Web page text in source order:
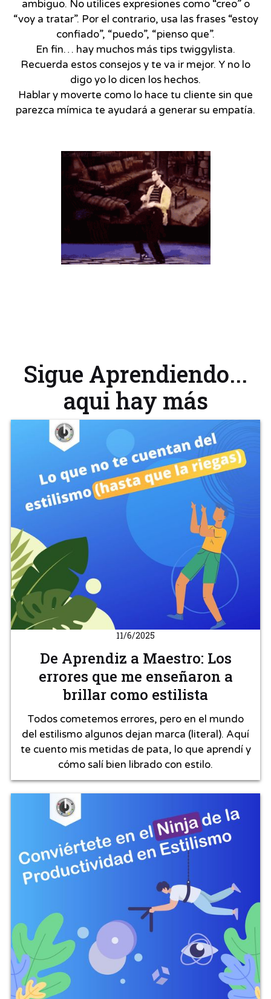
ambiguo. No utilices expresiones como “creo” o
“voy a tratar”. Por el contrario, usa las frases “estoy
confiado”, “puedo”, “pienso que”.
En fin… hay muchos más tips twiggylista.
Recuerda estos consejos y te va ir mejor. Y no lo
digo yo lo dicen los hechos.
Hablar y moverte como lo hace tu cliente sin que
parezca mímica te ayudará a generar su empatía.
Sigue Aprendiendo...
aqui hay más
11/6/2025
De Aprendiz a Maestro: Los
errores que me enseñaron a
brillar como estilista
Todos cometemos errores, pero en el mundo
del estilismo algunos dejan marca (literal). Aquí
te cuento mis metidas de pata, lo que aprendí y
cómo salí bien librado con estilo.